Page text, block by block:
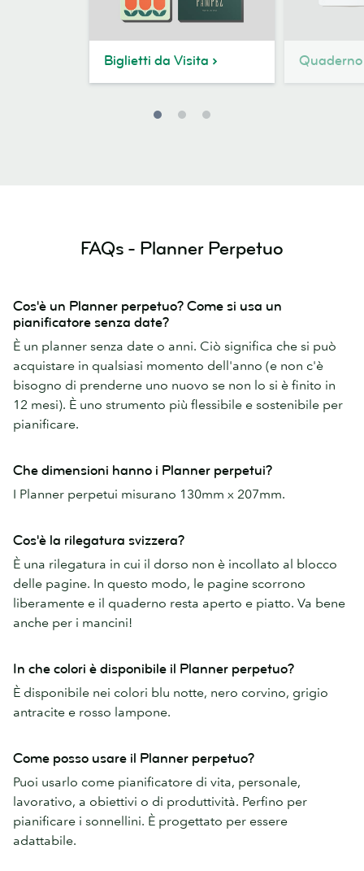
Biglietti da Visita
FAQs - Planner Perpetuo
Cos'è un Planner perpetuo? Come si usa un
pianificatore senza date?
È un planner senza date o anni. Ciò significa che si può
acquistare in qualsiasi momento dell'anno (e non c'è
bisogno di prenderne uno nuovo se non lo si è finito in
12 mesi). È uno strumento più flessibile e sostenibile per
pianificare.
Che dimensioni hanno i Planner perpetui?
I Planner perpetui misurano 130mm x 207mm.
Cos'è la rilegatura svizzera?
È una rilegatura in cui il dorso non è incollato al blocco
delle pagine. In questo modo, le pagine scorrono
liberamente e il quaderno resta aperto e piatto. Va bene
anche per i mancini!
In che colori è disponibile il Planner perpetuo?
È disponibile nei colori blu notte, nero corvino, grigio
antracite e rosso lampone.
Come posso usare il Planner perpetuo?
Puoi usarlo come pianificatore di vita, personale,
lavorativo, a obiettivi o di produttività. Perfino per
pianificare i sonnellini. È progettato per essere
adattabile.